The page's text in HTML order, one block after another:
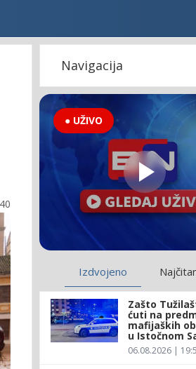
Navigacija
● UŽIVO
Izdvojeno
Zašto
ćuti na
mafijaških
u Istočnom
06.08.2026 |